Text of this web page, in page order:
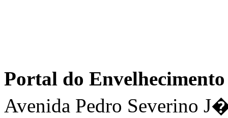
Portal do
Avenida Pedro Severino